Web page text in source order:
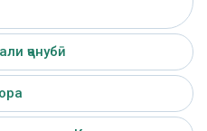
ҷанубӣ